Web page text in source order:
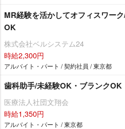
MR経験を活かしてオフィスワー
OK
株式会社ベルシステム24
時給2,300円
アルバイト・パート / 契約社員 / 東京都
歯科助手/未経験OK・ブランクOK
医療法人社団文翔会
時給1,350円
アルバイト・パート / 東京都